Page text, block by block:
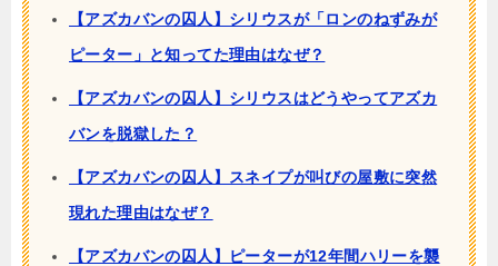
【アズカバンの囚人】シリウスが「ロンのねずみが
ピーター」と知ってた理由はなぜ？
【アズカバンの囚人】シリウスはどうやってアズカ
バンを脱獄した？
【アズカバンの囚人】スネイプが叫びの屋敷に突然
現れた理由はなぜ？
【アズカバンの囚人】ピーターが12年間ハリーを襲